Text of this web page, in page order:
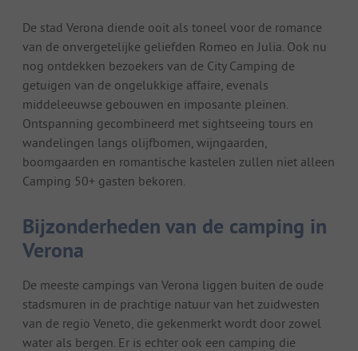
De stad Verona diende ooit als toneel voor de romance
van de onvergetelijke geliefden Romeo en Julia. Ook nu
nog ontdekken bezoekers van de City Camping de
getuigen van de ongelukkige affaire, evenals
middeleeuwse gebouwen en imposante pleinen.
Ontspanning gecombineerd met sightseeing tours en
wandelingen langs olijfbomen, wijngaarden,
boomgaarden en romantische kastelen zullen niet alleen
Camping 50+ gasten bekoren.
Bijzonderheden van de camping in
Verona
De meeste campings van Verona liggen buiten de oude
stadsmuren in de prachtige natuur van het zuidwesten
van de regio Veneto, die gekenmerkt wordt door zowel
water als bergen. Er is echter ook een camping die